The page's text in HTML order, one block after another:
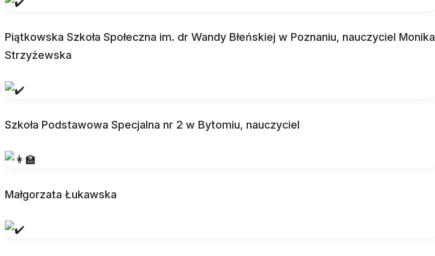
Piątkowska Szkoła Społeczna im. dr Wandy Błeńskiej w Poznaniu, nauczyciel Monika
Strzyżewska
Szkoła Podstawowa Specjalna nr 2 w Bytomiu, nauczyciel
Małgorzata Łukawska